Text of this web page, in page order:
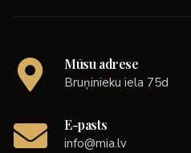
Mūsu adrese
Bruņinieku iela 75d
E-pasts
info@mia.lv